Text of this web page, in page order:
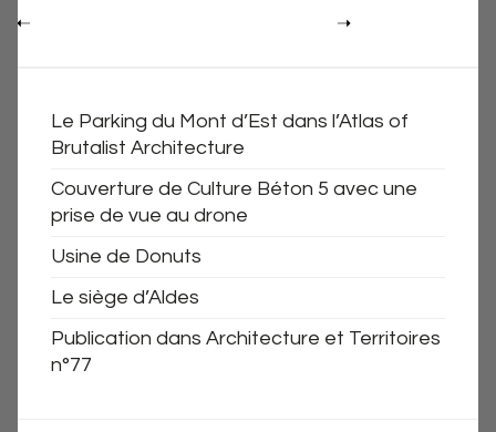
Le Parking du Mont d’Est dans l’Atlas of
Brutalist Architecture
Couverture de Culture Béton 5 avec une
prise de vue au drone
Usine de Donuts
Le siège d’Aldes
Publication dans Architecture et Territoires
n°77